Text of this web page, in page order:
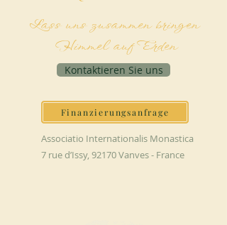
Lass uns zusammen bringen
Himmel auf Erden
Kontaktieren Sie uns
Finanzierungsanfrage
Associatio Internationalis Monastica
7 rue d’Issy, 92170 Vanves - France